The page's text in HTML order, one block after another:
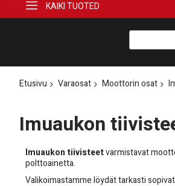
KAIKI TUOTED
Etusivu Varaosat Moottorin osat
Imuaukon
Imuaukon tiivisteetvarmistavat
polttoainetta.
Valikoimastamme löydät tarkasti